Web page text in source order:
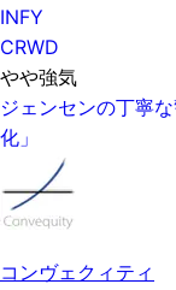
INFY
CRWD
やや強気
ジェンセンの丁寧
化」
コンヴェクィティ